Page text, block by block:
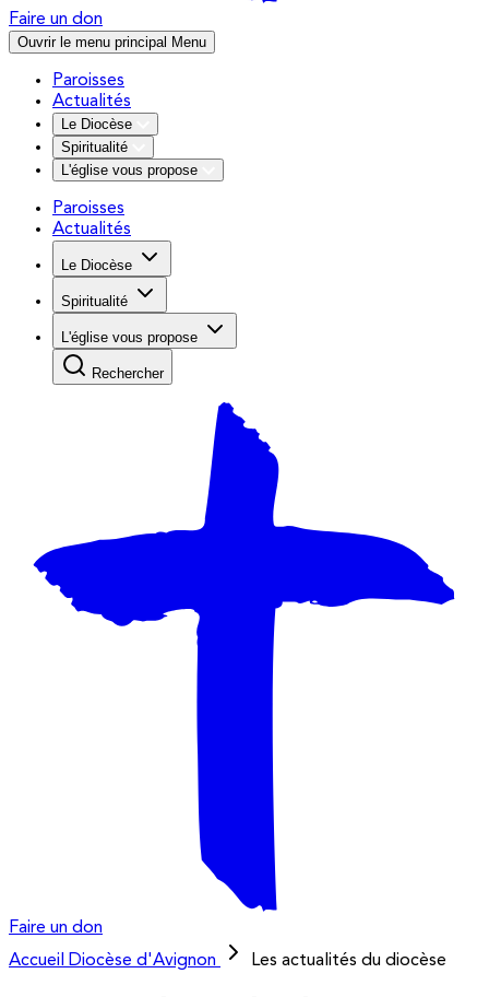
Faire un don
Ouvrir le menu principal Menu
Paroisses
Actualités
Le Diocèse
Spiritualité
L'église vous propose
Paroisses
Actualités
Le Diocèse
Spiritualité
L'église vous propose
Rechercher
Faire un don
Accueil
Diocèse d'Avignon Les actualités du diocèse